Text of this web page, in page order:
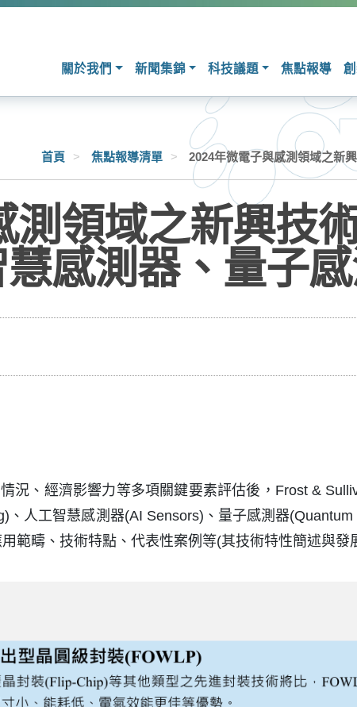
關於我們 新聞集錦 科技議題 焦點報導
首頁 > 焦點報導清單 > 2024年微電子與感測領域之新
測領域之新興技
感測器、量子
況、經濟影響力等多項關鍵要素評估後，Frost &
、人工智慧感測器(AI Sensors)、量子感測器
範疇、技術特點、代表性案例等(其技術特性簡述與發